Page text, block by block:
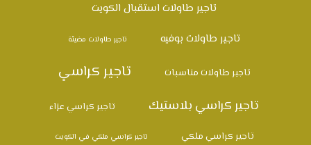
تاجير طاولات استقبال الكويت
تاجير طاولات بوفيه
تاجير طاولات مضيئة
تاجير طاولات مناسبات تاجير كراسي
تاجير كراسي بلاستيك تاجير كراسي عزاء
تاجير كراسي ملكي تاجير كراسي ملكي في الكويت